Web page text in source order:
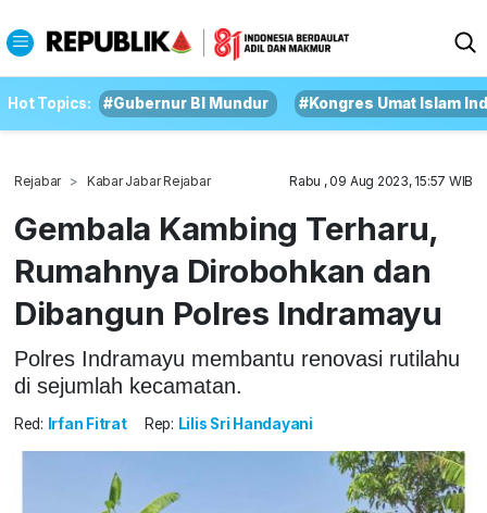
Hot Topics: #Gubernur BI Mundur #Kongres Umat Islam
Rejabar Kabar Jabar Rejabar Rabu , 09 Aug 2023, 15:57 WIB
Gembala Kambing Terharu,
Rumahnya Dirobohkan dan
Dibangun Polres Indramayu
Polres Indramayu membantu renovasi rutilahu
di sejumlah kecamatan.
Red: Irfan Fitrat Rep: Lilis Sri Handayani